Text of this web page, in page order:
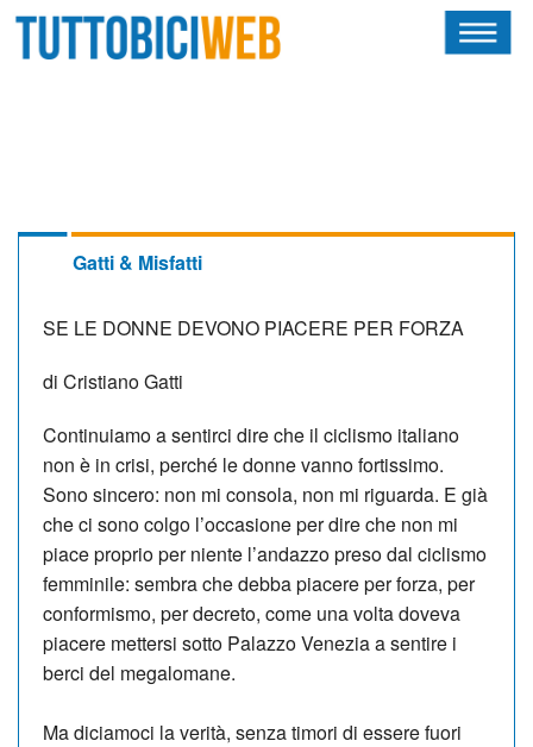
NEWSLETTER
Gatti & Misfatti
SE LE DONNE DEVONO PIACERE PER FORZA
di Cristiano Gatti
Continuiamo a sentirci dire che il ciclismo italiano
non è in crisi, perché le donne vanno fortissimo.
Sono sincero: non mi consola, non mi riguarda. E già
che ci sono colgo l’occasione per dire che non mi
piace proprio per niente l’andazzo preso dal ciclismo
femminile: sembra che debba piacere per forza, per
conformismo, per decreto, come una volta doveva
piacere mettersi sotto Pa­lazzo Venezia a sentire i
berci del megalomane.
Ma diciamoci la ve­ri­tà, senza timori di essere fuori